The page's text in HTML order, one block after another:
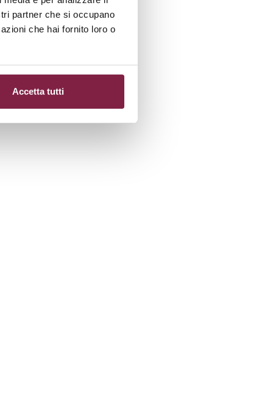
partner che si occupano
che hai fornito loro o
Accetta tutti